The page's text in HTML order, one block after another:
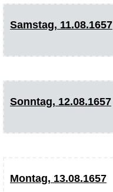
Samstag, 11.08.1657
Sonntag, 12.08.1657
Montag, 13.08.1657